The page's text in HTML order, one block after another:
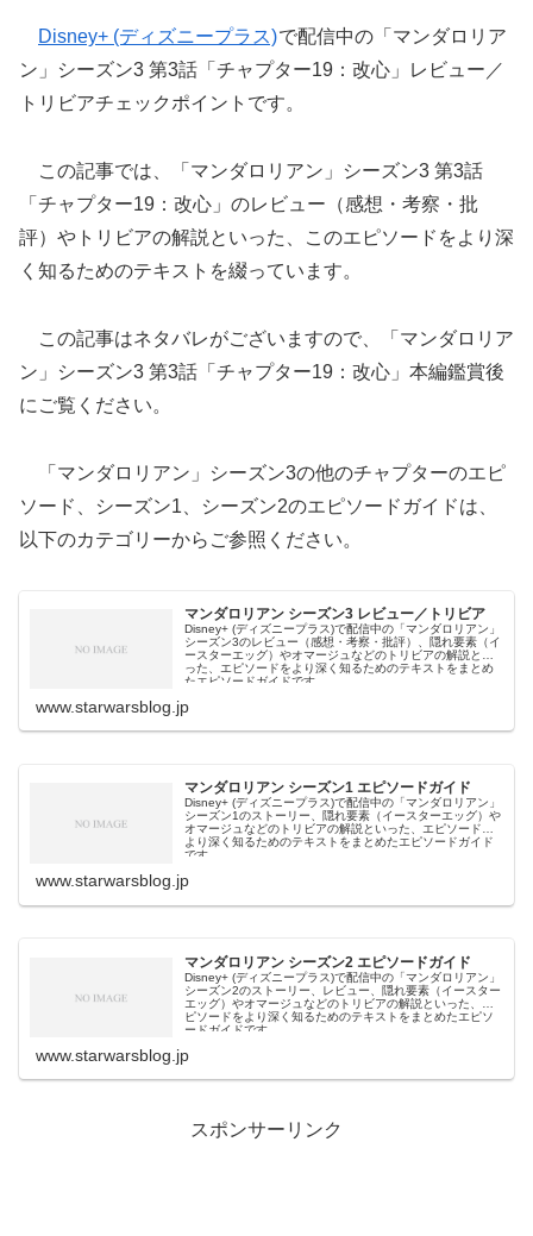
Disney+ (ディズニープラス)で配信中の「マンダロリア
ン」シーズン3 第3話「チャプター19：改心」レビュー／
トリビアチェックポイントです。
この記事では、「マンダロリアン」シーズン3 第3話
「チャプター19：改心」のレビュー（感想・考察・批
評）やトリビアの解説といった、このエピソードをより深
く知るためのテキストを綴っています。
この記事はネタバレがございますので、「マンダロリア
ン」シーズン3 第3話「チャプター19：改心」本編鑑賞後
にご覧ください。
「マンダロリアン」シーズン3の他のチャプターのエピ
ソード、シーズン1、シーズン2のエピソードガイドは、
以下のカテゴリーからご参照ください。
マンダロリアン シーズン3 レビュー／トリビア
Disney+ (ディズニープラス)で配信中の「マンダロリアン」
シーズン3のレビュー（感想・考察・批評）、隠れ要素（イ
ースターエッグ）やオマージュなどのトリビアの解説とい
った、エピソードをより深く知るためのテキストをまとめ
たエピソードガイドです。
www.starwarsblog.jp
マンダロリアン シーズン1 エピソードガイド
Disney+ (ディズニープラス)で配信中の「マンダロリアン」
シーズン1のストーリー、隠れ要素（イースターエッグ）や
オマージュなどのトリビアの解説といった、エピソードを
より深く知るためのテキストをまとめたエピソードガイド
です。
www.starwarsblog.jp
マンダロリアン シーズン2 エピソードガイド
Disney+ (ディズニープラス)で配信中の「マンダロリアン」
シーズン2のストーリー、レビュー、隠れ要素（イースター
エッグ）やオマージュなどのトリビアの解説といった、エ
ピソードをより深く知るためのテキストをまとめたエピソ
ードガイドです。
www.starwarsblog.jp
スポンサーリンク